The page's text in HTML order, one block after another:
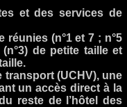
et des services de
réunies (n°1 et 7 ; n°5
de petite taille et
transport (UCHV), une
un accès direct à la
reste de l’hôtel des